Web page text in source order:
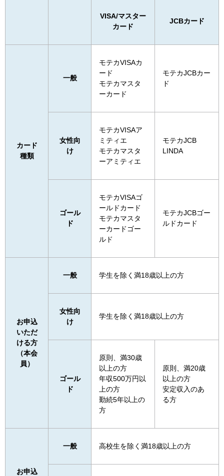
VISA/マスター
カード
JCBカード
カード
種類
一般
モテカVISAカ
ード
モテカマスタ
ーカード
モテカJCBカー
ド
女性向
け
モテカVISAア
ミティエ
モテカマスタ
ーアミティエ
モテカJCB
LINDA
ゴール
ド
モテカVISAゴ
ールドカード
モテカマスタ
ーカードゴー
ルド
モテカJCBゴー
ルドカード
お申込
いただ
ける方
（本会
員）
一般 学生を除く満18歳以上の方
女性向
け
学生を除く満18歳以上の方
ゴール
ド
原則、満30歳
以上の方
年収500万円以
上の方
勤続5年以上の
方
原則、満20歳
以上の方
安定収入のあ
る方
お申込
一般 高校生を除く満18歳以上の方